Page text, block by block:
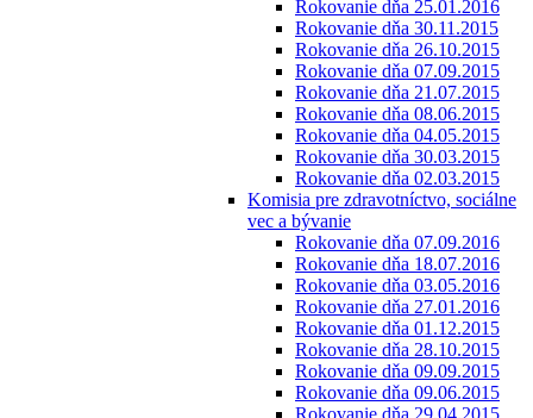
Rokovanie dňa 25.01.2016
Rokovanie dňa 30.11.2015
Rokovanie dňa 26.10.2015
Rokovanie dňa 07.09.2015
Rokovanie dňa 21.07.2015
Rokovanie dňa 08.06.2015
Rokovanie dňa 04.05.2015
Rokovanie dňa 30.03.2015
Rokovanie dňa 02.03.2015
Komisia pre zdravotníctvo, sociálne
vec a bývanie
Rokovanie dňa 07.09.2016
Rokovanie dňa 18.07.2016
Rokovanie dňa 03.05.2016
Rokovanie dňa 27.01.2016
Rokovanie dňa 01.12.2015
Rokovanie dňa 28.10.2015
Rokovanie dňa 09.09.2015
Rokovanie dňa 09.06.2015
Rokovanie dňa 29.04.2015